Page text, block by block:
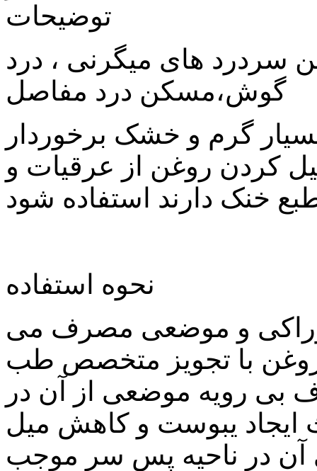
توضیحات
سردرد های میگرنی ،‌ درد
گوش،مسکن درد مفاصل
گرم و خشک برخوردار
کردن روغن از عرقیات و
خنک دارند استفاده شود
نحوه استفاده
و موضعی مصرف می
با تجویز متخصص طب
بی رویه موضعی از‌ آن در
یبوست و کاهش میل
در ناحیه پس سر موجب